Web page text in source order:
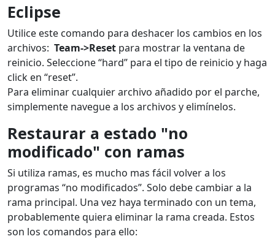
Eclipse
Utilice este comando para deshacer los cambios en los
archivos: Team->Reset para mostrar la ventana de
reinicio. Seleccione “hard” para el tipo de reinicio y haga
click en “reset”.
Para eliminar cualquier archivo añadido por el parche,
simplemente navegue a los archivos y elimínelos.
Restaurar a estado "no
modificado" con ramas
Si utiliza ramas, es mucho mas fácil volver a los
programas “no modificados”. Solo debe cambiar a la
rama principal. Una vez haya terminado con un tema,
probablemente quiera eliminar la rama creada. Estos
son los comandos para ello: